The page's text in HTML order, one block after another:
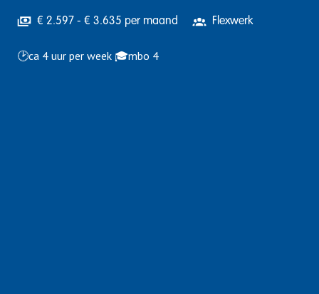
€ 2.597 - € 3.635 per maand Flexwerk
🕑ca 4 uur per week 🎓mbo 4